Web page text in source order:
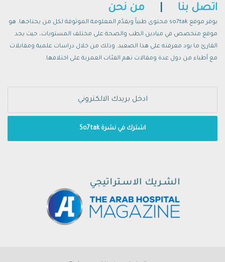
اتصل بنا من نحن
يوفر موقع so7tak محتوى طبياً ويقدّم المعلومة الموثوقة لكل من يحتاجها. هو
موقع متخصص في ميادين الطب والصحة على مختلف المستويات، حيث يجد
القارئ ما يود معرفته على هذا الصعيد. وذلك من خلال دراسات علمية ومقابلات
مع أطباء من دول عدة ومقالات تهم الفئات العمرية على اختلافها.